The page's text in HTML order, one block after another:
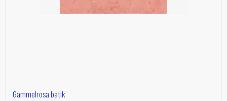
Gammelrosa batik